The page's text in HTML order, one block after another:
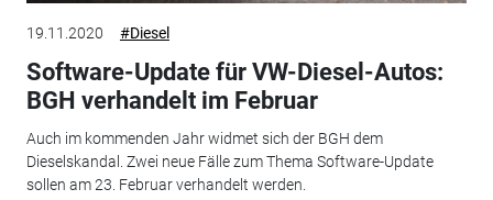
19.11.2020 #Diesel
Software-Update für VW-Diesel-Autos:
BGH verhandelt im Februar
Auch im kommenden Jahr widmet sich der BGH dem
Dieselskandal. Zwei neue Fälle zum Thema Software-Update
sollen am 23. Februar verhandelt werden.